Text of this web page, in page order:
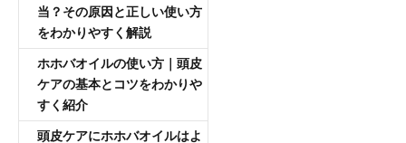
当？その原因と正しい使い方
をわかりやすく解説
ホホバオイルの使い方｜頭皮
ケアの基本とコツをわかりや
すく紹介
頭皮ケアにホホバオイルはよ